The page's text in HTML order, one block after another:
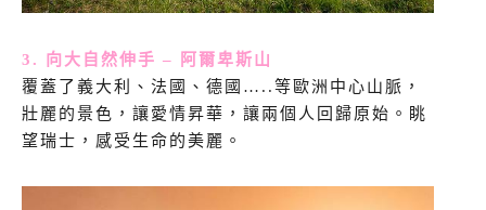
3. 向大自然伸手 – 阿爾卑斯山
覆蓋了義大利、法國、德國…..等歐洲中心山脈，
壯麗的景色，讓愛情昇華，讓兩個人回歸原始。眺
望瑞士，感受生命的美麗。